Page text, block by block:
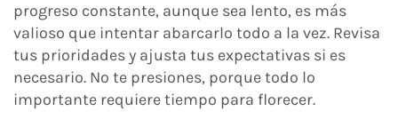
progreso constante, aunque sea lento, es más
valioso que intentar abarcarlo todo a la vez. Revisa
tus prioridades y ajusta tus expectativas si es
necesario. No te presiones, porque todo lo
importante requiere tiempo para florecer.